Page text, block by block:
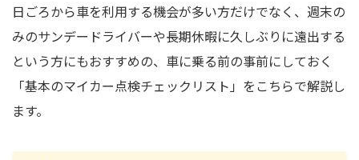
日ごろから車を利用する機会が多い方だけでなく、週末の
みのサンデードライバーや長期休暇に久しぶりに遠出する
という方にもおすすめの、車に乗る前の事前にしておく
「基本のマイカー点検チェックリスト」をこちらで解説し
ます。